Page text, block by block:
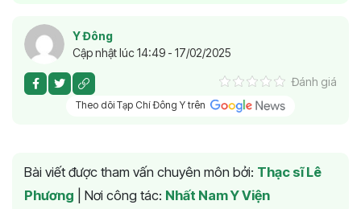
Y Đông
Cập nhật lúc 14:49 - 17/02/2025
Đánh giá
Theo dõi Tạp Chí Đông Y trên
Bài viết được tham vấn chuyên môn bởi: Thạc sĩ Lê
Phương
Nơi công tác: Nhất Nam Y Viện